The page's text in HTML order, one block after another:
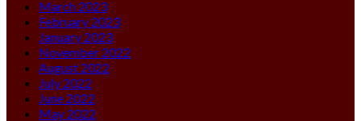
March 2023
February 2023
January 2023
November 2022
August 2022
July 2022
June 2022
May 2022